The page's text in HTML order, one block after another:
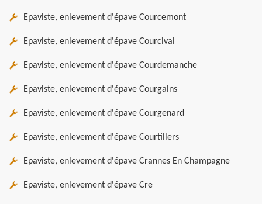
Epaviste, enlevement d'épave Courcemont
Epaviste, enlevement d'épave Courcival
Epaviste, enlevement d'épave Courdemanche
Epaviste, enlevement d'épave Courgains
Epaviste, enlevement d'épave Courgenard
Epaviste, enlevement d'épave Courtillers
Epaviste, enlevement d'épave Crannes En Champagne
Epaviste, enlevement d'épave Cre